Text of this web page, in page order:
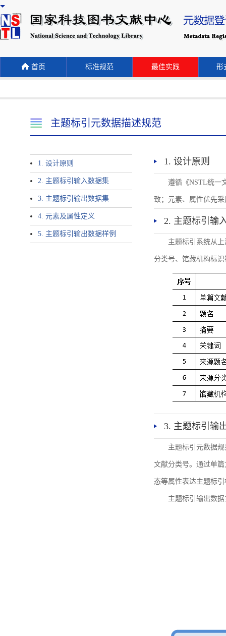
首页 标准规范 最佳实践 形
主题标引元数据描述规范
1. 设计原则
2. 主题标引输入数据集
3. 主题标引输出数据集
4. 元素及属性定义
5. 主题标引输出数据样例
1. 设计原则
遵循《NSTL统一
致；元素、属性优先
2. 主题标引输
主题标引系统从
分类号、馆藏机构标
3. 主题标引输
主题标引元数据
文献分类号。通过单
态等属性表达主题标
主题标引输出数